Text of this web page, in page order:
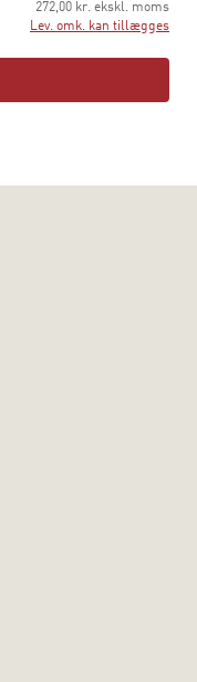
272,00 kr. ekskl. moms
Lev. omk. kan tillægges